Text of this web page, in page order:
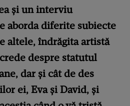
și un interviu
aborda diferite subiecte
altele, îndrăgita artistă
despre statutul
dar și cât de des
ei, Eva și David, și